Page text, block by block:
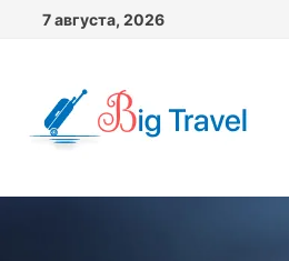
Перейти7 августа, 2026